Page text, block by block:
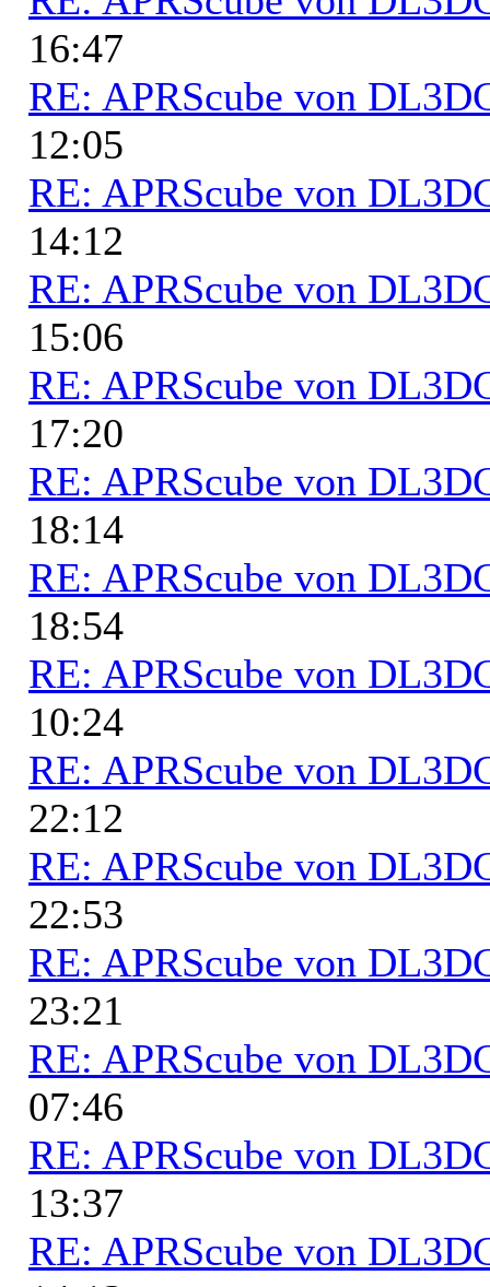
16:47
RE: APRScube von
12:05
RE: APRScube von
14:12
RE: APRScube von
15:06
RE: APRScube von
17:20
RE: APRScube von
18:14
RE: APRScube von
18:54
RE: APRScube von
10:24
RE: APRScube von
22:12
RE: APRScube von
22:53
RE: APRScube von
23:21
RE: APRScube von
07:46
RE: APRScube von
13:37
RE: APRScube von